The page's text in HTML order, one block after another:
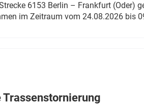
6153 Berlin – Frankfurt (Oder)
im Zeitraum vom 24.08.2026 bis